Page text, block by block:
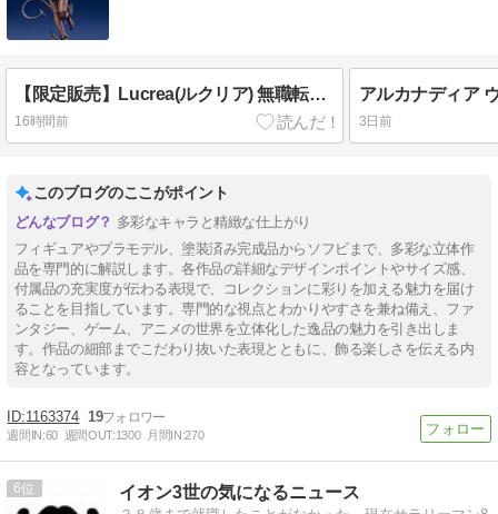
【限定販売】Lucrea(ルクリア) 無職転生III 〜異世界行ったら本気だす〜 エリス 完成品フィギュア[メガハウス]
16時間前 3日前
このブログのここがポイント
多彩なキャラと精緻な仕上がり
フィギュアやプラモデル、塗装済み完成品からソフビまで、多彩な立体作
品を専門的に解説します。各作品の詳細なデザインポイントやサイズ感、
付属品の充実度が伝わる表現で、コレクションに彩りを加える魅力を届け
ることを目指しています。専門的な視点とわかりやすさを兼ね備え、ファ
ンタジー、ゲーム、アニメの世界を立体化した逸品の魅力を引き出しま
す。作品の細部までこだわり抜いた表現とともに、飾る楽しさを伝える内
容となっています。
1163374 19
週間IN:60 週間OUT:1300 月間IN:270
6 イオン3世の気になるニュース